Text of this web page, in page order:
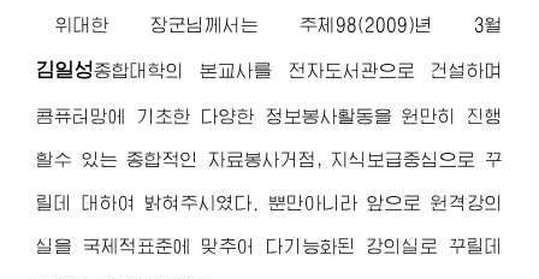
위대한 장군님 께서는 주체98(2009)년 3월
김일성종합대학의 본교사를 전자도서관으로 건설하며
콤퓨터망에 기초한 다양한 정보봉사활동을 원만히 진행
할수 있는 종합적인 자료봉사거점, 지식보급중심으로 꾸
릴데 대하여 밝혀주시였다. 뿐만아니라 앞으로 원격강의
실을 국제적표준에 맞추어 다기능화된 강의실로 꾸릴데